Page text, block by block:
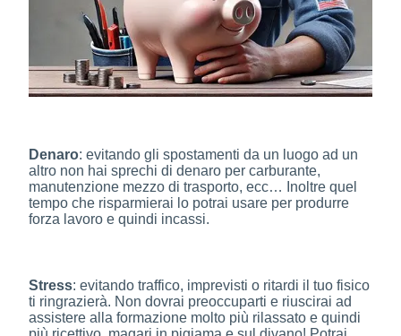
Denaro: evitando gli spostamenti da un luogo ad un
altro non hai sprechi di denaro per carburante,
manutenzione mezzo di trasporto, ecc… Inoltre quel
tempo che risparmierai lo potrai usare per produrre
forza lavoro e quindi incassi.
Stress: evitando traffico, imprevisti o ritardi il tuo fisico
ti ringrazierà. Non dovrai preoccuparti e riuscirai ad
assistere alla formazione molto più rilassato e quindi